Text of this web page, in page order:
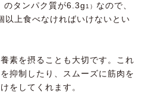
のタンパク質が6.3g1） なので、
上食べなければいけないとい
素を摂ることも大切です。これ
抑制したり、スムーズに筋肉を
をしてくれます。